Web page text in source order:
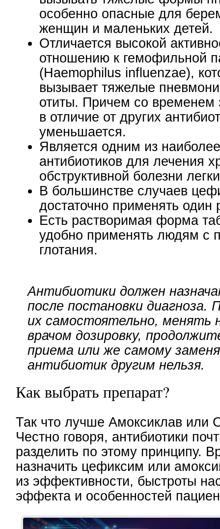
особенно опасные для
женщин и маленьких детей.
Отличается высокой
отношению к гемофильной
(Haemophilus influenzae),
вызывает тяжелые
отиты. Причем со временем
в отличие от других
уменьшается.
Является одним из
антибиотиков для лечения
обструктивной болезни
В большинстве случаев
достаточно применять один
Есть растворимая форма
удобно применять людям с
глотания.
Антибиотики должен
после постановки диагноза.
их самостоятельно, менять
врачом дозировку,
приема или же самому
антибиотик другим нельзя.
Как выбрать препарат?
Так что лучше Амоксиклав или
Честно говоря, антибиотики
разделить по этому принципу.
назначить цефиксим или
из эффективности, быстроты
эффекта и особенностей